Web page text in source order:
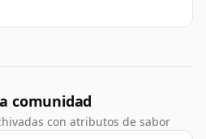
comunidad
con atributos de sabor